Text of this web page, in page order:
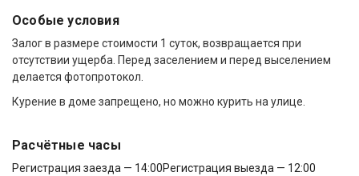
Особые условия
Залог в размере стоимости 1 суток, возвращается при
отсутствии ущерба. Перед заселением и перед выселением
делается фотопротокол.
Курение в доме запрещено, но можно курить на улице.
Расчётные часы
Регистрация заезда — 14:00Регистрация выезда — 12:00